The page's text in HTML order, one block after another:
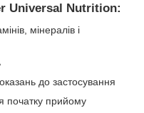
Universal Nutrition:
мінералів і
до застосування
початку прийому